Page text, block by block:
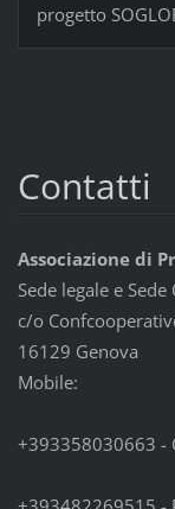
progetto
Contatti
Associazione di
Sede legale e
c/o
16129 Genova
Mobile:
+393358030663 -